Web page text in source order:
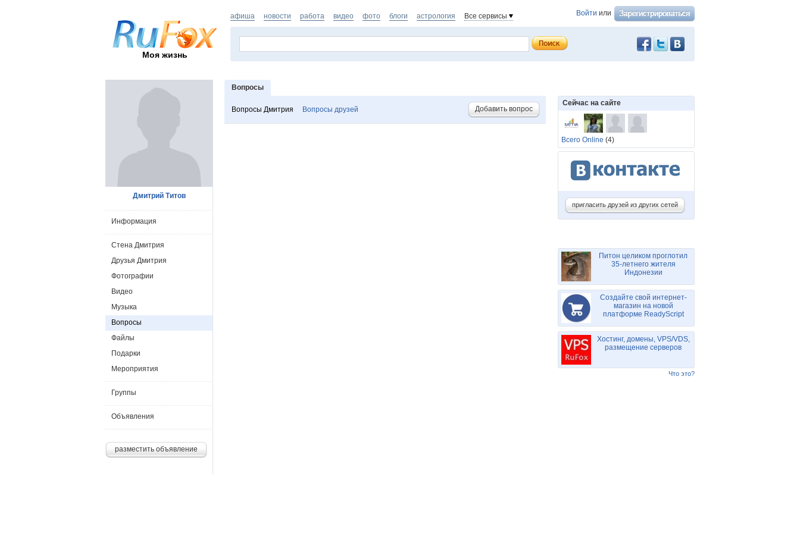
Моя жизнь
Войти или
афиша новости работа видео фото блоги астрология Все сервисы
Вопросы
Вопросы Дмитрия Вопросы друзей Добавить вопрос
Дмитрий Титов
Информация
Стена Дмитрия
Друзья Дмитрия
Фотографии
Видео
Музыка
Вопросы
Файлы
Подарки
Мероприятия
Группы
Объявления
разместить объявление
Сейчас на сайте
Всего Online (4)
пригласить друзей из других сетей
Питон целиком проглотил
35-летнего жителя
Индонезии
Создайте свой интернет-
магазин на новой
платформе ReadyScript
Хостинг, домены, VPS/VDS,
размещение серверов
Что это?